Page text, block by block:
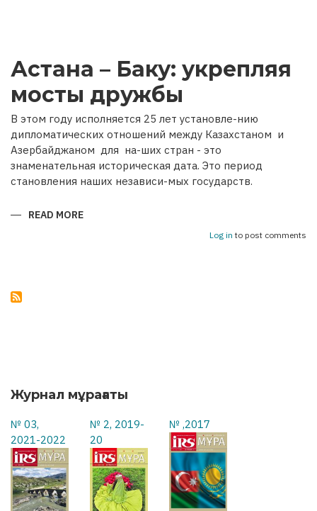
БЕРІ
ҰЛАСЫП
ЖАТҚАН
ДИПЛОМАТИЯЛЫҚ
ҚАТЫНАСТАРҒА
27
ЖЫЛ
Астана – Баку: укрепляя
мосты дружбы
В этом году исполняется 25 лет установле-нию
дипломатических отношений между Казахстаном и
Азербайджаном для на-ших стран - это
знаменательная историческая дата. Это период
становления наших независи-мых государств.
READ MORE
Log in to post comments
Журнал мұрағаты
№ 03,
2021-2022
№ 2, 2019-
20
№ ,2017